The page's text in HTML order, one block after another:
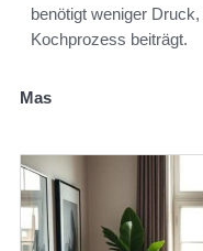
benötigt weniger
Kochprozess beiträgt.
Mas